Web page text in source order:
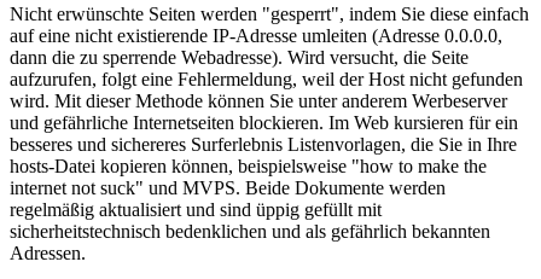
Nicht erwünschte Seiten werden "gesperrt", indem Sie diese einfach
auf eine nicht existierende IP-Adresse umleiten (Adresse 0.0.0.0,
dann die zu sperrende Webadresse). Wird versucht, die Seite
aufzurufen, folgt eine Fehlermeldung, weil der Host nicht gefunden
wird. Mit dieser Methode können Sie unter anderem Werbeserver
und gefährliche Internetseiten blockieren. Im Web kursieren für ein
besseres und sichereres Surferlebnis Listenvorlagen, die Sie in Ihre
hosts-Datei kopieren können, beispielsweise "how to make the
internet not suck" und MVPS. Beide Dokumente werden
regelmäßig aktualisiert und sind üppig gefüllt mit
sicherheitstechnisch bedenklichen und als gefährlich bekannten
Adressen.